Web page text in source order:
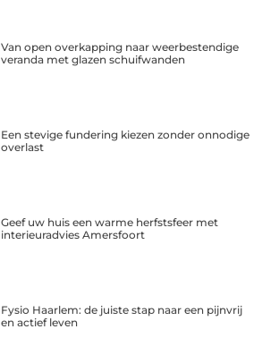
Van open overkapping naar weerbestendige
veranda met glazen schuifwanden
Een stevige fundering kiezen zonder onnodige
overlast
Geef uw huis een warme herfstsfeer met
interieuradvies Amersfoort
Fysio Haarlem: de juiste stap naar een pijnvrij
en actief leven